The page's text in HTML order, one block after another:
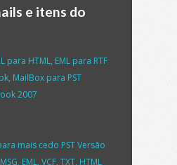
e itens do
para HTML, EML para RTF
, MailBox para PST
2007
mais cedo PSTVersão
MSG, EML, VCF, TXT, HTML